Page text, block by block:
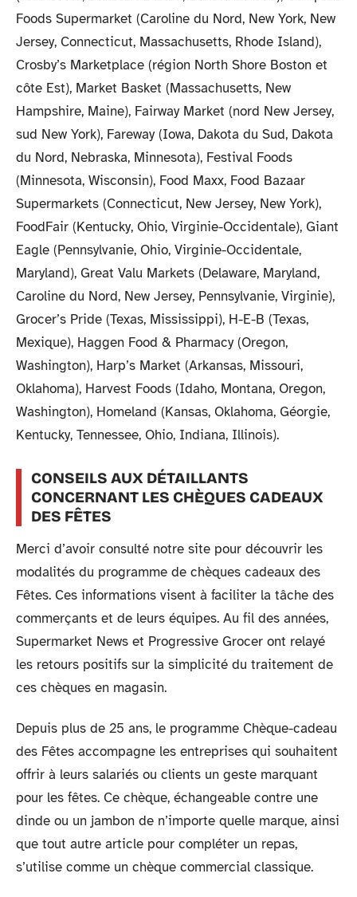
Foods Supermarket (Caroline du Nord, New York, New
Jersey, Connecticut, Massachusetts, Rhode Island),
Crosby’s Marketplace (région North Shore Boston et
côte Est), Market Basket (Massachusetts, New
Hampshire, Maine), Fairway Market (nord New Jersey,
sud New York), Fareway (Iowa, Dakota du Sud, Dakota
du Nord, Nebraska, Minnesota), Festival Foods
(Minnesota, Wisconsin), Food Maxx, Food Bazaar
Supermarkets (Connecticut, New Jersey, New York),
FoodFair (Kentucky, Ohio, Virginie-Occidentale), Giant
Eagle (Pennsylvanie, Ohio, Virginie-Occidentale,
Maryland), Great Valu Markets (Delaware, Maryland,
Caroline du Nord, New Jersey, Pennsylvanie, Virginie),
Grocer’s Pride (Texas, Mississippi), H-E-B (Texas,
Mexique), Haggen Food & Pharmacy (Oregon,
Washington), Harp’s Market (Arkansas, Missouri,
Oklahoma), Harvest Foods (Idaho, Montana, Oregon,
Washington), Homeland (Kansas, Oklahoma, Géorgie,
Kentucky, Tennessee, Ohio, Indiana, Illinois).
CONSEILS AUX DÉTAILLANTS
CONCERNANT LES CHÈQUES CADEAUX
DES FÊTES
Merci d’avoir consulté notre site pour découvrir les
modalités du programme de chèques cadeaux des
Fêtes. Ces informations visent à faciliter la tâche des
commerçants et de leurs équipes. Au fil des années,
Supermarket News et Progressive Grocer ont relayé
les retours positifs sur la simplicité du traitement de
ces chèques en magasin.
Depuis plus de 25 ans, le programme Chèque-cadeau
des Fêtes accompagne les entreprises qui souhaitent
offrir à leurs salariés ou clients un geste marquant
pour les fêtes. Ce chèque, échangeable contre une
dinde ou un jambon de n’importe quelle marque, ainsi
que tout autre article pour compléter un repas,
s’utilise comme un chèque commercial classique.